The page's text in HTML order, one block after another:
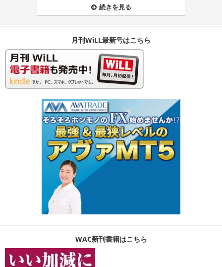
続きを見る
月刊WiLL最新号はこちら
WAC新刊書籍はこちら